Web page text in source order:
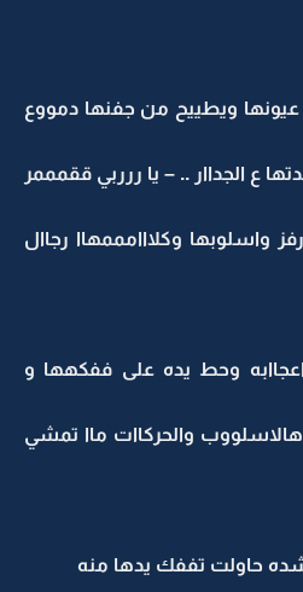
ويطييح من جفنها دمووع
ع الجداار .. – يا ررربي ققمممر
واسلوبها وكلااامممهاا رجاال
وحط يده على ففكهها و
والحركاات ماا تمشي
حاولت تففك يدها منه